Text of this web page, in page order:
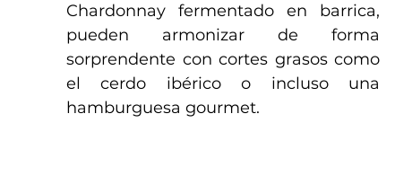
Chardonnay fermentado en barrica,
pueden armonizar de forma
sorprendente con cortes grasos como
el cerdo ibérico o incluso una
hamburguesa gourmet.